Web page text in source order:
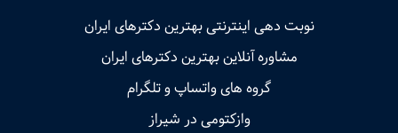
نوبت‌ دهی اینترنتی بهترین دکترهای ایران
مشاوره آنلاین بهترین دکترهای ایران
گروه های واتساپ و تلگرام
وازکتومی در شیراز